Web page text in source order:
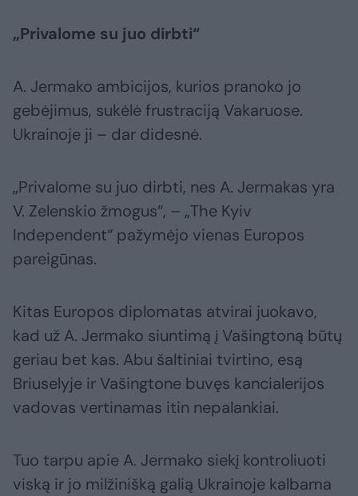
„Privalome su juo dirbti“​
A. Jermako ambicijos, kurios pranoko jo
gebėjimus, sukėlė frustraciją Vakaruose.
Ukrainoje ji – dar didesnė.
„Privalome su juo dirbti, nes A. Jermakas yra
V. Zelenskio žmogus“, – „The Kyiv
Independent“ pažymėjo vienas Europos
pareigūnas.
Kitas Europos diplomatas atvirai juokavo,
kad už A. Jermako siuntimą į Vašingtoną būtų
geriau bet kas. Abu šaltiniai tvirtino, esą
Briuselyje ir Vašingtone buvęs kancialerijos
vadovas vertinamas itin nepalankiai.
Tuo tarpu apie A. Jermako siekį kontroliuoti
viską ir jo milžinišką galią Ukrainoje kalbama